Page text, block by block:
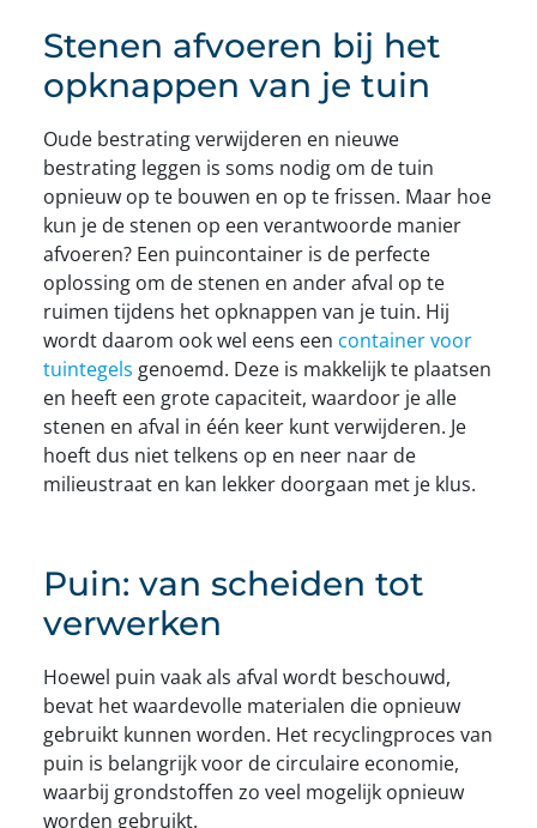
Stenen afvoeren bij het
opknappen van je tuin
Oude bestrating verwijderen en nieuwe
bestrating leggen is soms nodig om de tuin
opnieuw op te bouwen en op te frissen. Maar hoe
kun je de stenen op een verantwoorde manier
afvoeren? Een puincontainer is de perfecte
oplossing om de stenen en ander afval op te
ruimen tijdens het opknappen van je tuin. Hij
wordt daarom ook wel eens een container voor
tuintegels genoemd. Deze is makkelijk te plaatsen
en heeft een grote capaciteit, waardoor je alle
stenen en afval in één keer kunt verwijderen. Je
hoeft dus niet telkens op en neer naar de
milieustraat en kan lekker doorgaan met je klus.
Puin: van scheiden tot
verwerken
Hoewel puin vaak als afval wordt beschouwd,
bevat het waardevolle materialen die opnieuw
gebruikt kunnen worden. Het recyclingproces van
puin is belangrijk voor de circulaire economie,
waarbij grondstoffen zo veel mogelijk opnieuw
worden gebruikt.